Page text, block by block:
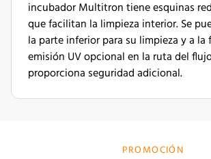
incubador Multitron tiene esquinas
que facilitan la limpieza interior. Se
la parte inferior para su limpieza y a la
emisión UV opcional en la ruta del
proporciona seguridad adicional.
PROMOCIÓN